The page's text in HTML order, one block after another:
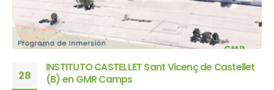
28
INSTITUTO CASTELLET Sant Vicenç de Castellet
(B) en GMR Camps